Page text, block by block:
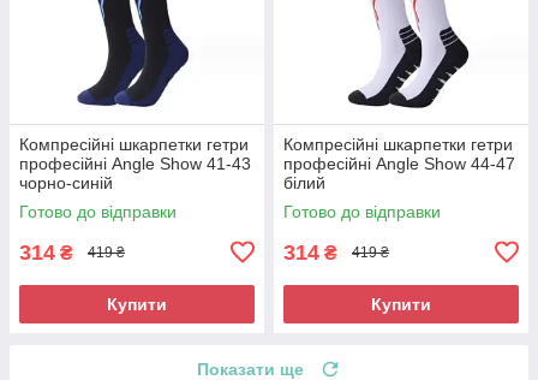
Компресійні шкарпетки гетри
професійні Angle Show 41-43
чорно-синій
Готово до відправки
314 ₴ 419 ₴
Купити
Компресійні шкарпетки гетри
професійні Angle Show 44-47
білий
Готово до відправки
314 ₴ 419 ₴
Купити
Показати ще